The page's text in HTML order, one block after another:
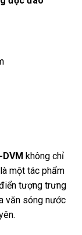
không chỉ
một tác phẩm
tượng trưng
văn sóng nước